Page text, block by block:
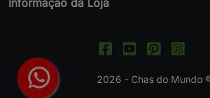
Informação da Loja
2026 - Chas do Mundo